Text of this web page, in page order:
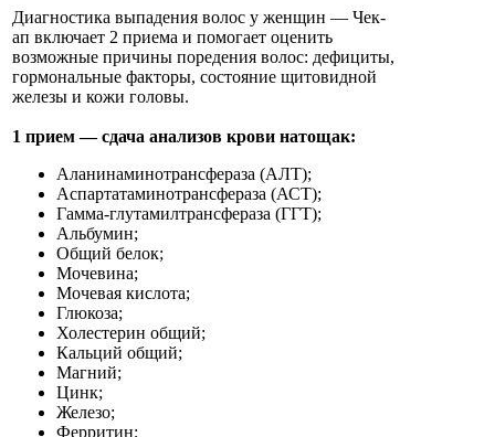
Диагностика выпадения волос у женщин — Чек-
ап включает 2 приема и помогает оценить
возможные причины поредения волос: дефициты,
гормональные факторы, состояние щитовидной
железы и кожи головы.
1 прием — сдача анализов крови натощак:
Аланинаминотрансфераза (АЛТ);
Аспартатаминотрансфераза (АСТ);
Гамма-глутамилтрансфераза (ГГТ);
Альбумин;
Общий белок;
Мочевина;
Мочевая кислота;
Глюкоза;
Холестерин общий;
Кальций общий;
Магний;
Цинк;
Железо;
Ферритин;